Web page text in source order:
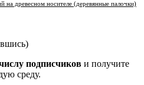
на древесном носителе (деревянные палочки)
подписчиков и получите
среду.